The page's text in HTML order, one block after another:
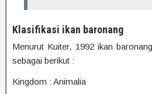
Klasifikasi ikan baronang
Menurut Kuiter, 1992 ikan
sebagai berikut :
Kingdom : Animalia